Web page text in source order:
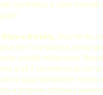
cuvântului, a cărei
Blanca Borbély, Zidul de foc,
din Cluj-Napoca, secţia
condiţii misterioase.
şi să îi secondeze pe cei
cu saga (bestseller) Amurg
a propune cititorului